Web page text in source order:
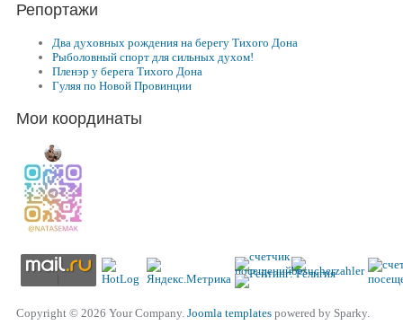
Репортажи
Два духовных рождения на берегу Тихого Дона
Рыболовный спорт для сильных духом!
Пленэр у берега Тихого Дона
Гуляя по Новой Провинции
Мои координаты
Copyright © 2026 Your Company. Joomla templates powered by Sparky.